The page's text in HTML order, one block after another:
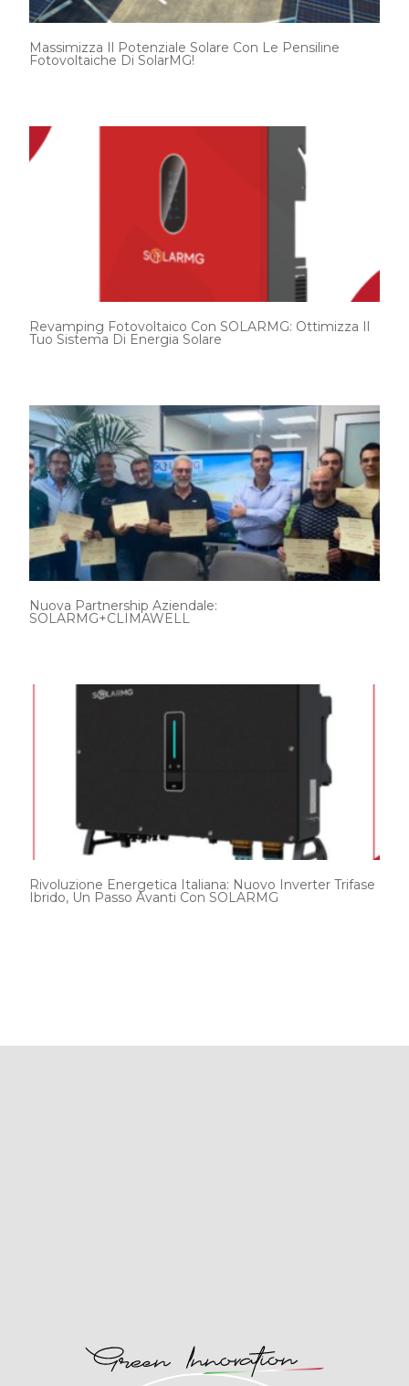
Massimizza Il Potenziale Solare Con Le Pensiline
Fotovoltaiche Di SolarMG!
Revamping Fotovoltaico Con SOLARMG: Ottimizza Il
Tuo Sistema Di Energia Solare
Nuova Partnership Aziendale:
SOLARMG+CLIMAWELL
Rivoluzione Energetica Italiana: Nuovo Inverter Trifase
Ibrido, Un Passo Avanti Con SOLARMG